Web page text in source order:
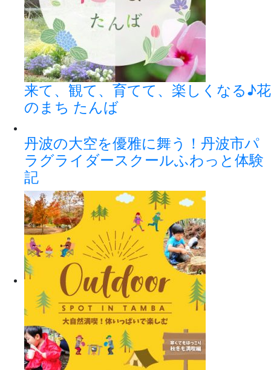
来て、観て、育てて、楽しくなる♪花
のまち たんば
丹波の大空を優雅に舞う！丹波市パ
ラグライダースクールふわっと体験
記